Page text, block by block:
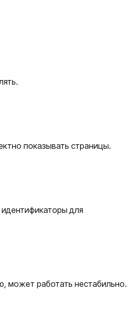
показывать страницы.
для
может работать нестабильно.